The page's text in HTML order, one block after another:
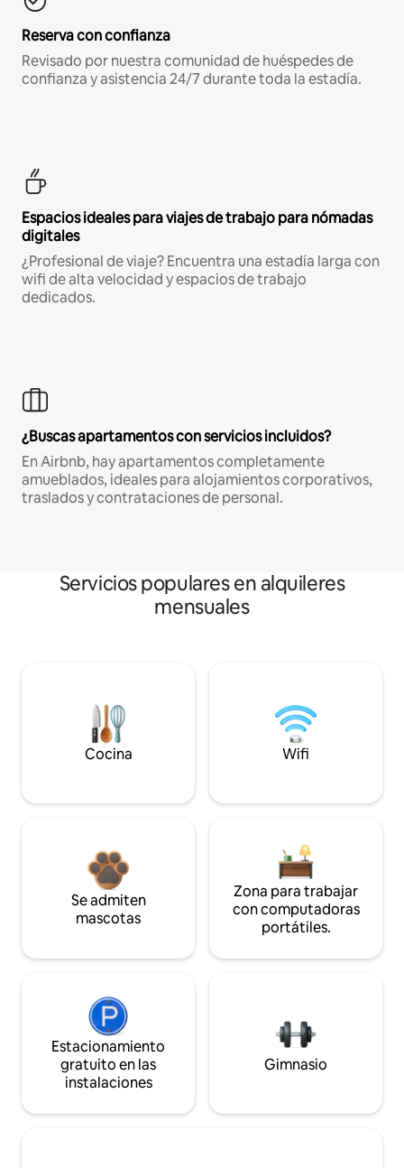
Reserva con confianza
Revisado por nuestra comunidad de huéspedes de
confianza y asistencia 24/7 durante toda la estadía.
Espacios ideales para viajes de trabajo para nómadas
digitales
¿Profesional de viaje? Encuentra una estadía larga con
wifi de alta velocidad y espacios de trabajo
dedicados.
¿Buscas apartamentos con servicios incluidos?
En Airbnb, hay apartamentos completamente
amueblados, ideales para alojamientos corporativos,
traslados y contrataciones de personal.
Servicios populares en alquileres
mensuales
Cocina Wifi
Se admiten
mascotas
Zona para trabajar
con computadoras
portátiles.
Estacionamiento
gratuito en las
instalaciones
Gimnasio